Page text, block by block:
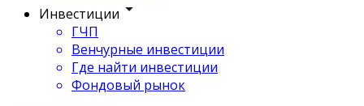
Инвестиции
ГЧП
Венчурные инвестиции
Где найти инвестиции
Фондовый рынок